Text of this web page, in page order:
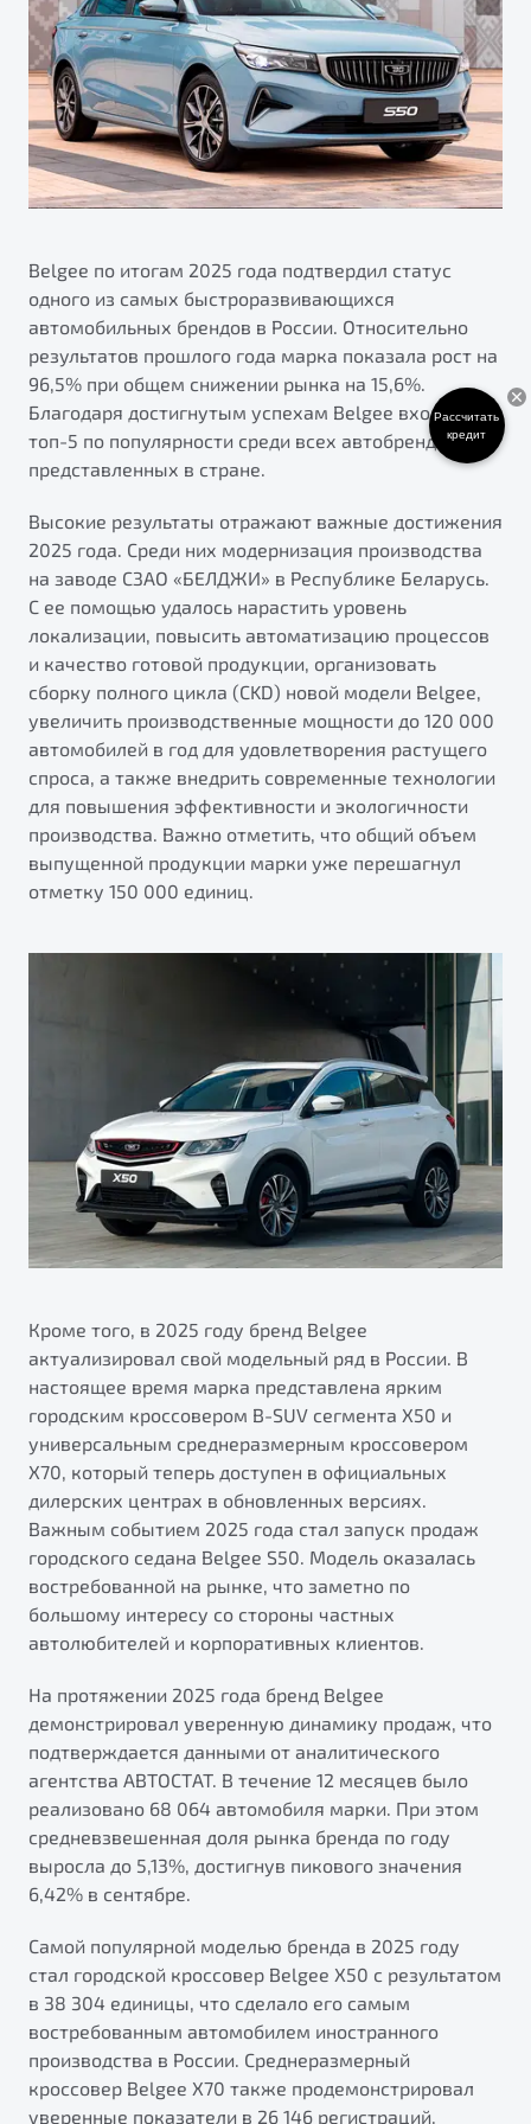
Яркий кроссовер
от 2 219 990 ₽*
Обзор В наличии
S50
от 1 699 990 ₽*
Обзор В наличии
X70
от 2 499 990 ₽*
Автокредит
Трейд-ин
Страхование
Расчет КАСКО
автомобиля Belgee
Подробно
Автомобили в наличии
Тест-драйв
Автокредит
Спецпредложения
ПОДДЕРЖКА
Гарантия Belgee
Belgee Линк
Belgee Клуб
Belgee Плюс
Клиентская поддержка
Помощь на дорогах
Будьте еще более уверены на дорогах с программой
"Помощь на дорогах"
Преимущества программы
Запись на сервис
Калькулятор ТО
О дилерском центре
Правовая информация
Belgee по итогам 2025 года подтвердил статус
одного из самых быстроразвивающихся
автомобильных брендов в России. Относительно
результатов прошлого года марка показала рост на
96,5% при общем снижении рынка на 15,6%.
Благодаря достигнутым успехам Belgee входит в
топ-5 по популярности среди всех автобрендов,
представленных в стране.
Высокие результаты отражают важные достижения
2025 года. Среди них модернизация производства
на заводе СЗАО «БЕЛДЖИ» в Республике Беларусь.
С ее помощью удалось нарастить уровень
локализации, повысить автоматизацию процессов
и качество готовой продукции, организовать
сборку полного цикла (CKD) новой модели Belgee,
увеличить производственные мощности до 120 000
автомобилей в год для удовлетворения растущего
спроса, а также внедрить современные технологии
для повышения эффективности и экологичности
производства. Важно отметить, что общий объем
выпущенной продукции марки уже перешагнул
отметку 150 000 единиц.
Кроме того, в 2025 году бренд Belgee
актуализировал свой модельный ряд в России. В
настоящее время марка представлена ярким
городским кроссовером B-SUV сегмента X50 и
универсальным среднеразмерным кроссовером
X70, который теперь доступен в официальных
дилерских центрах в обновленных версиях.
Важным событием 2025 года стал запуск продаж
городского седана Belgee S50. Модель оказалась
востребованной на рынке, что заметно по
большому интересу со стороны частных
автолюбителей и корпоративных клиентов.
На протяжении 2025 года бренд Belgee
демонстрировал уверенную динамику продаж, что
подтверждается данными от аналитического
агентства АВТОСТАТ. В течение 12 месяцев было
реализовано 68 064 автомобиля марки. При этом
средневзвешенная доля рынка бренда по году
выросла до 5,13%, достигнув пикового значения
6,42% в сентябре.
Самой популярной моделью бренда в 2025 году
стал городской кроссовер Belgee X50 с результатом
в 38 304 единицы, что сделало его самым
востребованным автомобилем иностранного
производства в России. Среднеразмерный
кроссовер Belgee Х70 также продемонстрировал
уверенные показатели в 26 146 регистраций.
Рассчитать
кредит